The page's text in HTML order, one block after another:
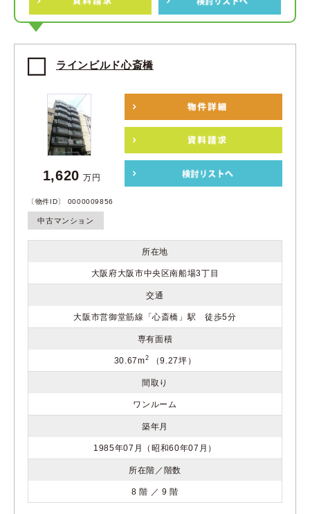
ラインビルド心斎橋
〔物件ID〕 0000009856
中古マンション
1,620 万円
所在地
大阪府大阪市中央区南船場3丁目
交通
大阪市営御堂筋線「心斎橋」駅 徒歩5分
専有面積
30.67m2 （9.27坪）
間取り
ワンルーム
築年月
1985年07月（昭和60年07月）
所在階／階数
8 階 ／ 9 階